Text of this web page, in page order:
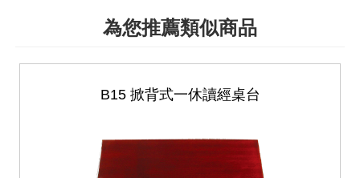
為您推薦類似商品
B15 掀背式一休讀經桌台